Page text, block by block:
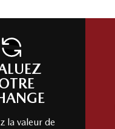
la valeur de